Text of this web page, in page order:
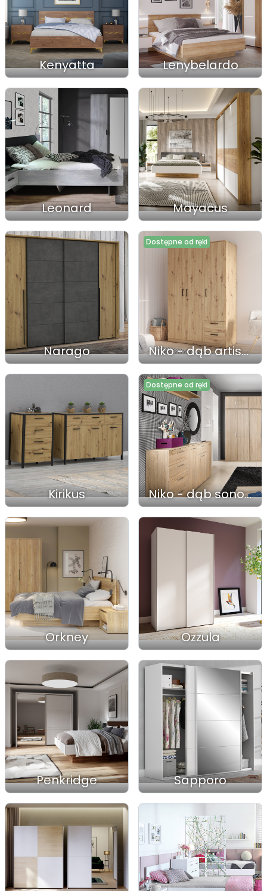
Kenyatta Lenybelardo
Leonard Mayacus
Narago
Dostępne od ręki
Niko - dąb artisan
Kirikus
Dostępne od ręki
Niko - dąb sonoma
Orkney Ozzula
Penkridge Sapporo